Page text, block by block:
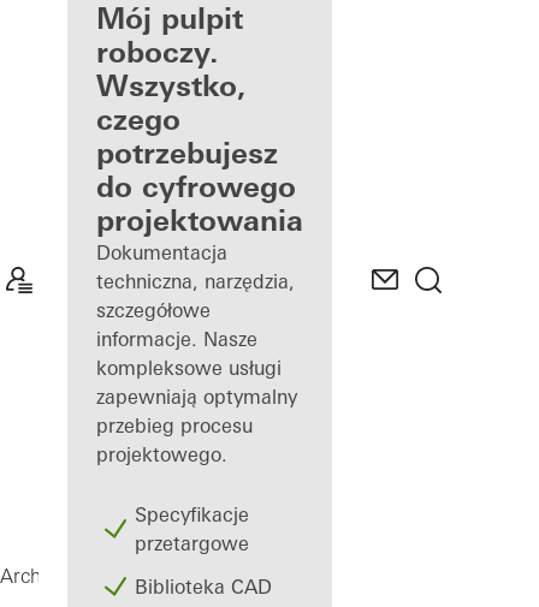
Korzyści dla
zarejestrowanych
architektów
Odkryj Mój
pulpit
roboczy
Mój pulpit
roboczy.
Wszystko,
czego
potrzebujesz
do cyfrowego
projektowania
Dokumentacja
techniczna, narzędzia,
szczegółowe
informacje. Nasze
kompleksowe usługi
zapewniają optymalny
przebieg procesu
projektowego.
Specyfikacje
przetargowe
Biblioteka CAD
Architekci Produkty Fasady AOC